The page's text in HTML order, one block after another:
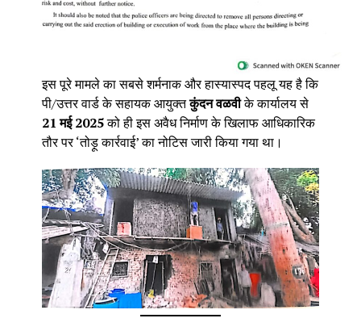
इस पूरे मामले का सबसे शर्मनाक और हास्यास्पद पहलू यह है कि
पी/उत्तर वार्ड के सहायक आयुक्तकुंदन वळवीके कार्यालय से
21 मई 2025को ही इस अवैध निर्माण के खिलाफ आधिकारिक
तौर पर ‘तोड़ू कार्रवाई’ का नोटिस जारी किया गया था।